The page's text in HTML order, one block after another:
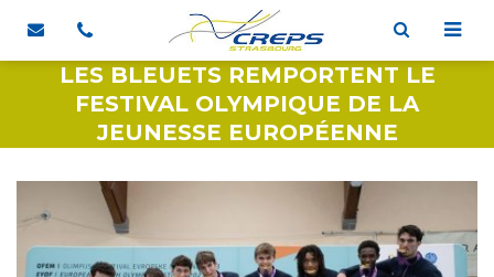
LES BLEUETS REMPORTENT LE
FESTIVAL OLYMPIQUE DE LA
JEUNESSE EUROPÉENNE